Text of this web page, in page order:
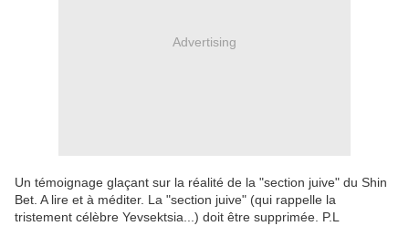
Advertising
Un témoignage glaçant sur la réalité de la "section juive" du Shin
Bet. A lire et à méditer. La "section juive" (qui rappelle la
tristement célèbre Yevsektsia...) doit être supprimée. P.L